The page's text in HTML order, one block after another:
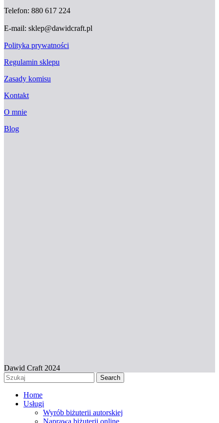
Telefon: 880 617 224
E-mail: sklep@dawidcraft.pl
Polityka prywatności
Regulamin sklepu
Zasady komisu
Kontakt
O mnie
Blog
Dawid Craft 2024
Search
Home
Usługi
Wyrób biżuterii autorskiej